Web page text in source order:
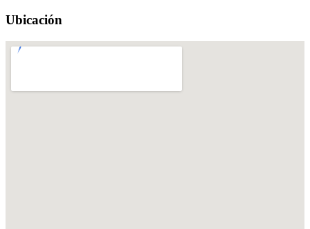
Ubicación